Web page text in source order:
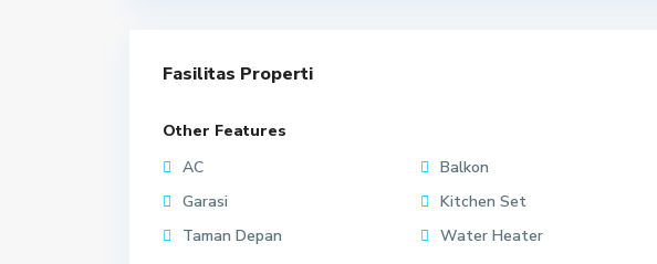
Fasilitas Properti
Other Features
AC
Balkon
Garasi
Kitchen Set
Taman Depan
Water Heater